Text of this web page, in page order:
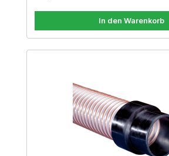
In den Warenkorb